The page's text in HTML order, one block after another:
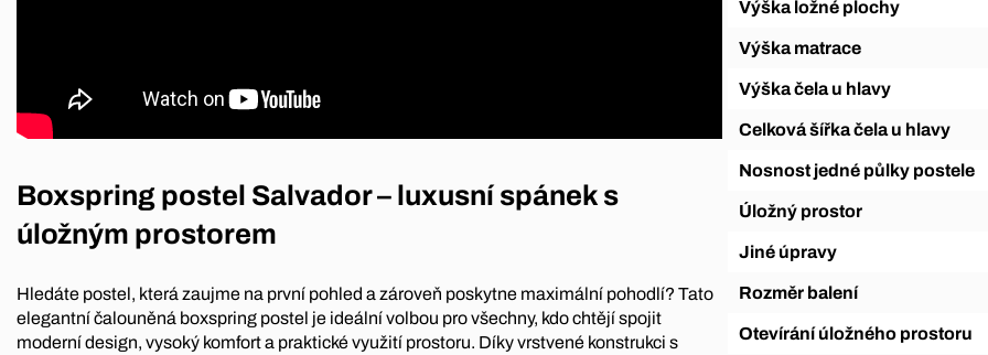
Boxspring postel Salvador – luxusní spánek s
úložným prostorem
Hledáte postel, která zaujme na první pohled a zároveň poskytne maximální pohodlí? Tato
elegantní čalouněná boxspring postel je ideální volbou pro všechny, kdo chtějí spojit
moderní design, vysoký komfort a praktické využití prostoru. Díky vrstvené konstrukci s
Výška ložné plochy
Výška matrace
Výška čela u hlavy
Celková šířka čela u hlavy
Nosnost jedné půlky postele
Úložný prostor
Jiné úpravy
Rozměr balení
Otevírání úložného prostoru